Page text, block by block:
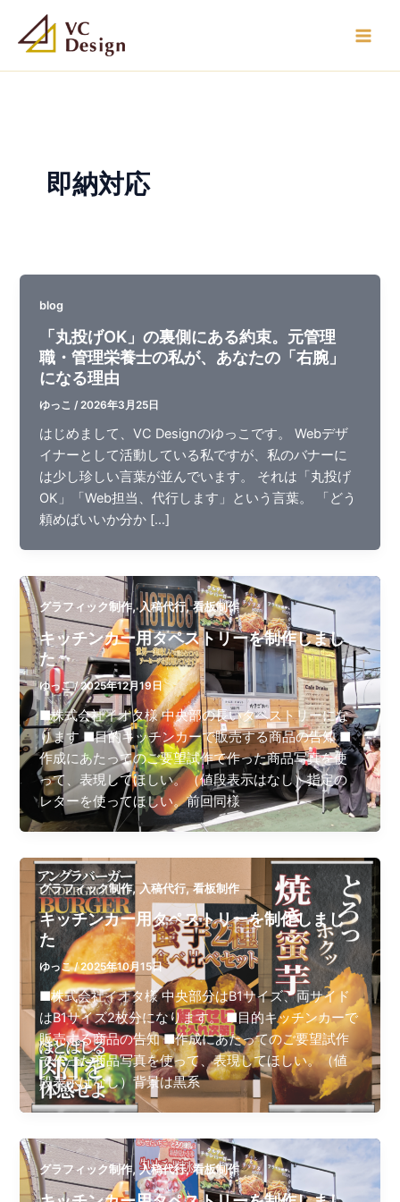
ス
即納対応
blog
「丸投げOK」の裏側にある約束。元管理
職・管理栄養士の私が、あなたの「右腕」
になる理由
ゆっこ /2026年3月25日
はじめまして、VC Designのゆっこです。 Webデザ
イナーとして活動している私ですが、私のバナーに
は少し珍しい言葉が並んでいます。 それは「丸投げ
OK」「Web担当、代行します」という言葉。 「どう
頼めばいいか分か […]
グラフィック制作,入稿代行,看板制作
キッチンカー用タペストリーを制作しまし
た
ゆっこ/2025年12月19日
■株式会社イオタ様 中央部の長いタペストリーにな
ります ■目的キッチンカーで販売する商品の告知 ■
作成にあたってのご要望試作で作った商品写真を使
って、表現してほしい。（値段表示はなし）指定の
レターを使ってほしい。前回同様
グラフィック制作,入稿代行,看板制作
キッチンカー用タペストリーを制作しまし
た
ゆっこ/2025年10月15日
■株式会社イオタ様 中央部分はB1サイズ、両サイド
はB1サイズ2枚分になります。 ■目的キッチンカーで
販売する商品の告知 ■作成にあたってのご要望試作
で作った商品写真を使って、表現してほしい。（値
段表示はなし）背景は黒系
グラフィック制作,入稿代行,看板制作